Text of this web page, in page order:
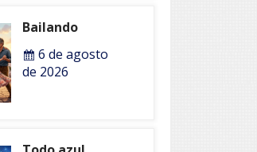
Bailando
6 de agosto
de 2026